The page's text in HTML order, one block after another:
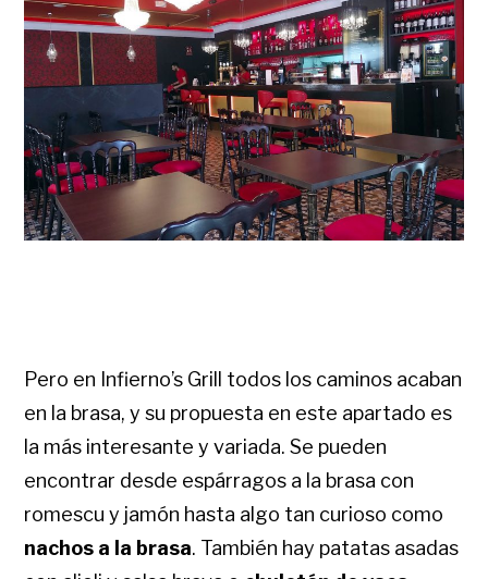
Pero en Infierno’s Grill todos los caminos acaban
en la brasa, y su propuesta en este apartado es
la más interesante y variada. Se pueden
encontrar desde espárragos a la brasa con
romescu y jamón hasta algo tan curioso como
nachos a la brasa. También hay patatas asadas